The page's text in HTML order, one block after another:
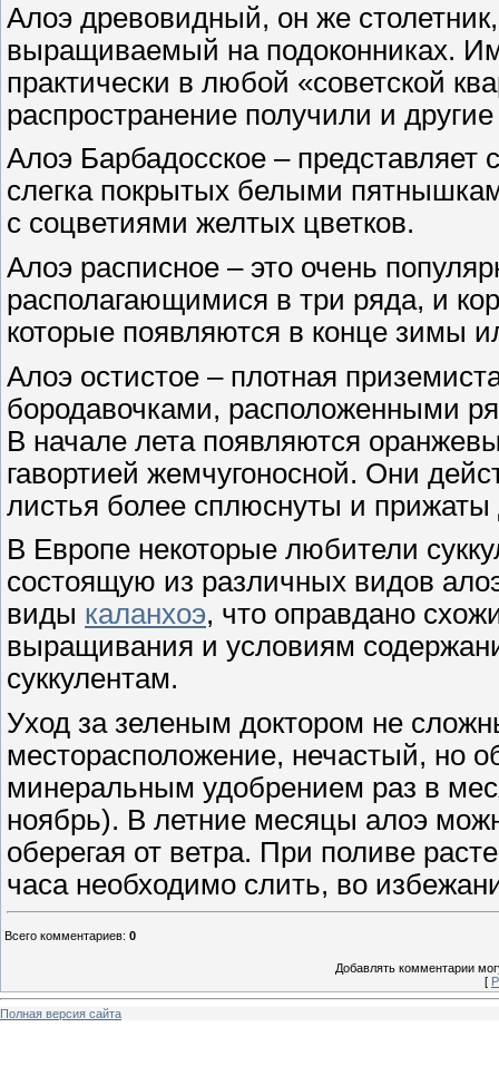
Алоэ древовидный, он же
выращиваемый на подоконниках.
практически в любой «советской
распространение получили и
Алоэ Барбадосское – представляет
слегка покрытых белыми
с соцветиями желтых цветков.
Алоэ расписное – это очень
располагающимися в три ряда, и
которые появляются в конце зимы
Алоэ остистое – плотная
бородавочками, расположенными
В начале лета появляются
гавортией жемчугоносной. Они
листья более сплюснуты и прижаты
В Европе некоторые любители
состоящую из различных видов
виды каланхоэ, что оправдано
выращивания и условиям
суккулентам.
Уход за зеленым доктором не
месторасположение, нечастый, но
минеральным удобрением раз в
ноябрь). В летние месяцы алоэ
оберегая от ветра. При поливе
часа необходимо слить, во
Всего комментариев: 0
Добавлять комментарии
[
Полная версия сайта